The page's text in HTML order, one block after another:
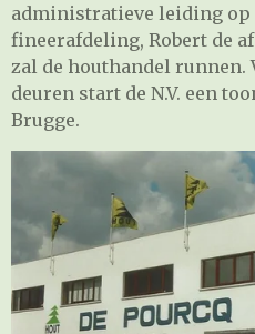
administratieve leiding op
fineerafdeling, Robert de
zal de houthandel runnen.
deuren start de N.V. een
Brugge.